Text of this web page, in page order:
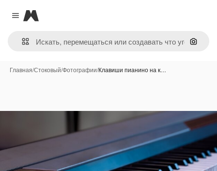
Close menu
Magnific
Поиск
Главная/Стоковый/Фотографии/Клавиши пианино на к…